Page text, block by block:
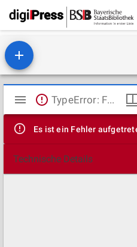
Mirador
Viewer
TypeError: Failed to fetch
Es ist ein Fehler
Technische Details